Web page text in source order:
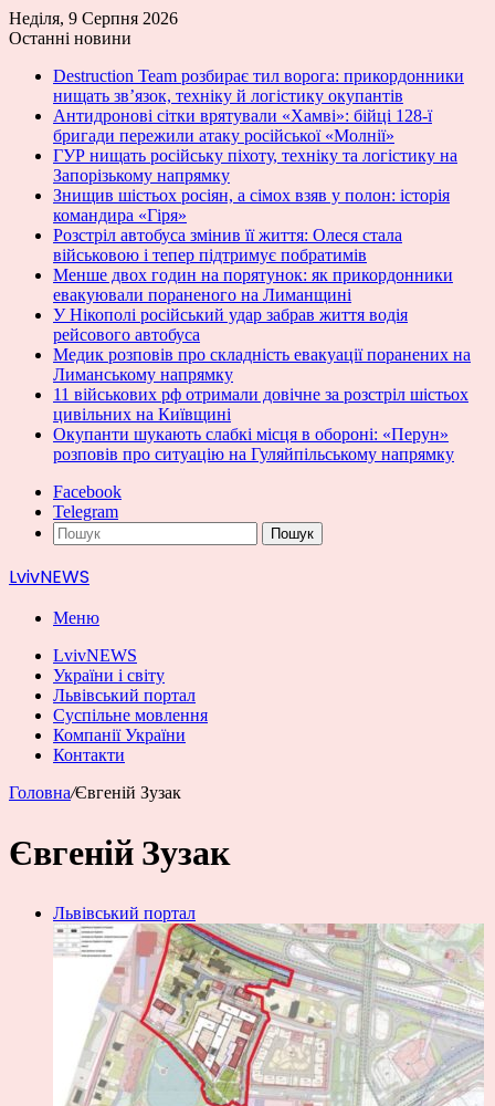
Неділя, 9 Серпня 2026
Останні новини
Destruction Team розбирає тил ворога: прикордонники
нищать зв’язок, техніку й логістику окупантів
Антидронові сітки врятували «Хамві»: бійці 128-ї
бригади пережили атаку російської «Молнії»
ГУР нищать російську піхоту, техніку та логістику на
Запорізькому напрямку
Знищив шістьох росіян, а сімох взяв у полон: історія
командира «Гіря»
Розстріл автобуса змінив її життя: Олеся стала
військовою і тепер підтримує побратимів
Менше двох годин на порятунок: як прикордонники
евакуювали пораненого на Лиманщині
У Нікополі російський удар забрав життя водія
рейсового автобуса
Медик розповів про складність евакуації поранених на
Лиманському напрямку
11 військових рф отримали довічне за розстріл шістьох
цивільних на Київщині
Окупанти шукають слабкі місця в обороні: «Перун»
розповів про ситуацію на Гуляйпільському напрямку
Facebook
Telegram
Пошук
LvivNEWS
Меню
LvivNEWS
України і світу
Львівський портал
Суспільне мовлення
Компанії України
Контакти
Головна/Євгеній Зузак
Євгеній Зузак
Львівський портал